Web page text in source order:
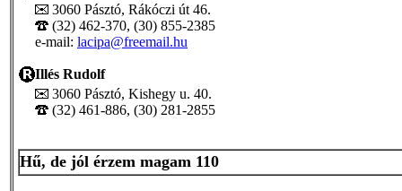
3060 Pásztó, Rákóczi út 46.
(32) 462-370, (30) 855-2385
e-mail: lacipa@freemail.hu
Illés Rudolf
3060 Pásztó, Kishegy u. 40.
(32) 461-886, (30) 281-2855
Hű, de jól érzem magam 110